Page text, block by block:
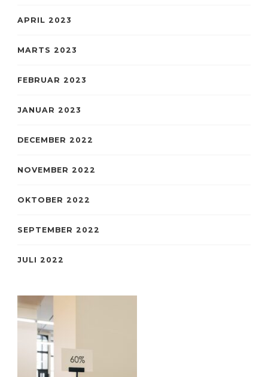
APRIL 2023
MARTS 2023
FEBRUAR 2023
JANUAR 2023
DECEMBER 2022
NOVEMBER 2022
OKTOBER 2022
SEPTEMBER 2022
JULI 2022